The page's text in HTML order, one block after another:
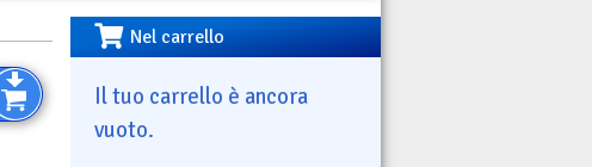
Nel carrello
Il tuo carrello è ancora
vuoto.